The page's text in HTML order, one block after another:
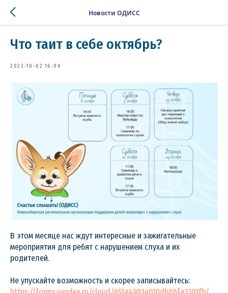
Новости ОДИСС
Что таит в себе октябрь?
2023-10-02 16:00
В этом месяце нас ждут интересные и зажигательные
мероприятия для ребят с нарушением слуха и их
родителей.
Не упускайте возможность и скорее записывайтесь: